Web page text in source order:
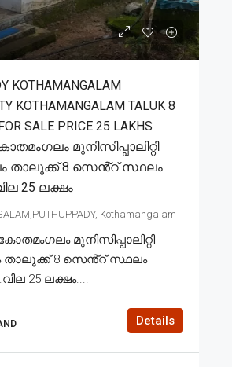
KOTHAMANGALAM
KOTHAMANGALAM TALUK 8
SALE PRICE 25 LAKHS
മുനിസിപ്പാലിറ്റി
താലൂക്ക് 8 സെൻ്റ് സ്ഥലം
25 ലക്ഷം
Kothamangalam
മുനിസിപ്പാലിറ്റി
താലൂക്ക് 8 സെൻ്റ് സ്ഥലം
25 ലക്ഷം....
Details